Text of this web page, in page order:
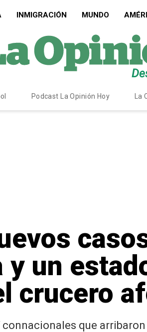
INMIGRACIÓN MUNDO
Podcast La Opinión Hoy
y un
crucero
que